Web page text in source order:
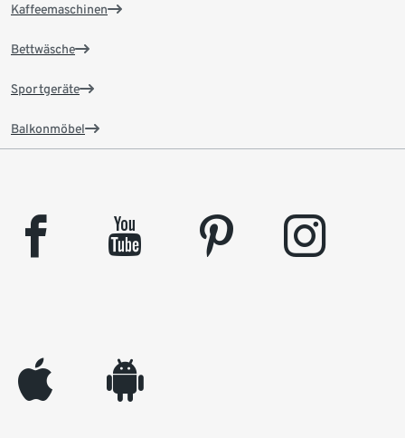
Kaffeemaschinen
Bettwäsche
Sportgeräte
Balkonmöbel
facebook youtube pinterest instagram
appleinc android